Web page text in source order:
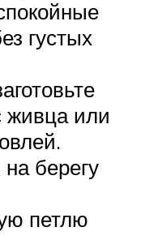
густых
живца или
берегу
петлю